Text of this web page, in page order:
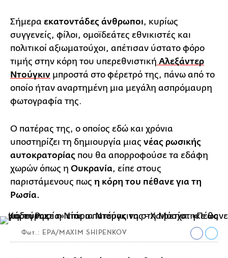
Σήμερα εκατοντάδες άνθρωποι, κυρίως
συγγενείς, φίλοι, ομοϊδεάτες εθνικιστές και
πολιτικοί αξιωματούχοι, απέτισαν ύστατο φόρο
τιμής στην κόρη του υπερεθνιστική Αλεξάντερ
Ντούγκιν μπροστά στο φέρετρό της, πάνω από το
οποίο ήταν αναρτημένη μια μεγάλη ασπρόμαυρη
φωτογραφία της.
Ο πατέρας της, ο οποίος εδώ και χρόνια
υποστηρίζει τη δημιουργία μιας νέας ρωσικής
αυτοκρατορίας που θα απορροφούσε τα εδάφη
χωρών όπως η Ουκρανία, είπε στους
παριστάμενους πως η κόρη του πέθανε για τη
Ρωσία.
Φωτ.: EPA/MAXIM SHIPENKOV